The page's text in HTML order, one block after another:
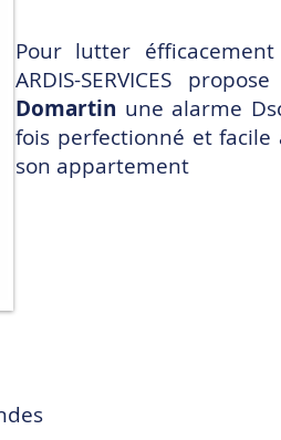
Pour lutter
ARDIS-SERVICES
Domartin une alarme
fois perfectionné et
son appartement